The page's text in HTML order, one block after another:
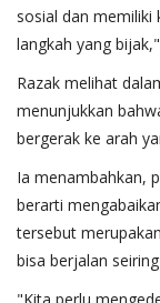
sosial dan memiliki
langkah yang
Razak melihat
menunjukkan
bergerak ke arah
Ia menambahkan,
berarti
tersebut
bisa berjalan